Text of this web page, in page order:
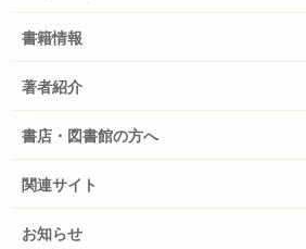
書籍情報
著者紹介
書店・図書館の方へ
関連サイト
お知らせ